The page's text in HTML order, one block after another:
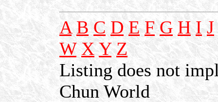
A B C D E F G H I J
W X Y Z
Listing does not
Chun World